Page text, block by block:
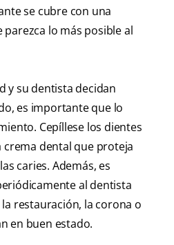
se cubre con una
lo más posible al
y su dentista decidan
es importante que lo
Cepíllese los dientes
crema dental que proteja
caries. Además, es
al dentista
restauración, la corona o
en buen estado.